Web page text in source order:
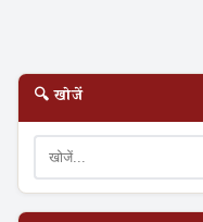
🔍 खोजें